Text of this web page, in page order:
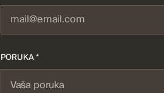
PORUKA *